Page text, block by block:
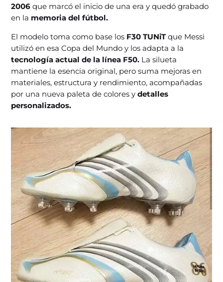
2006que marcó el inicio de una era y quedó grabado
en la memoria del fútbol.
El modelo toma como base los F30 TUNiTque Messi
utilizó en esa Copa del Mundo y los adapta a la
tecnología actual de la línea F50. La silueta
mantiene la esencia original, pero suma mejoras en
materiales, estructura y rendimiento, acompañadas
por una nueva paleta de colores ydetalles
personalizados.